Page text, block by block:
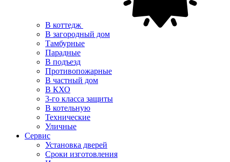
В коттедж
В загородный дом
Тамбурные
Парадные
В подъезд
Противопожарные
В частный дом
В КХО
3-го класса защиты
В котельную
Технические
Уличные
Сервис
Установка дверей
Сроки изготовления